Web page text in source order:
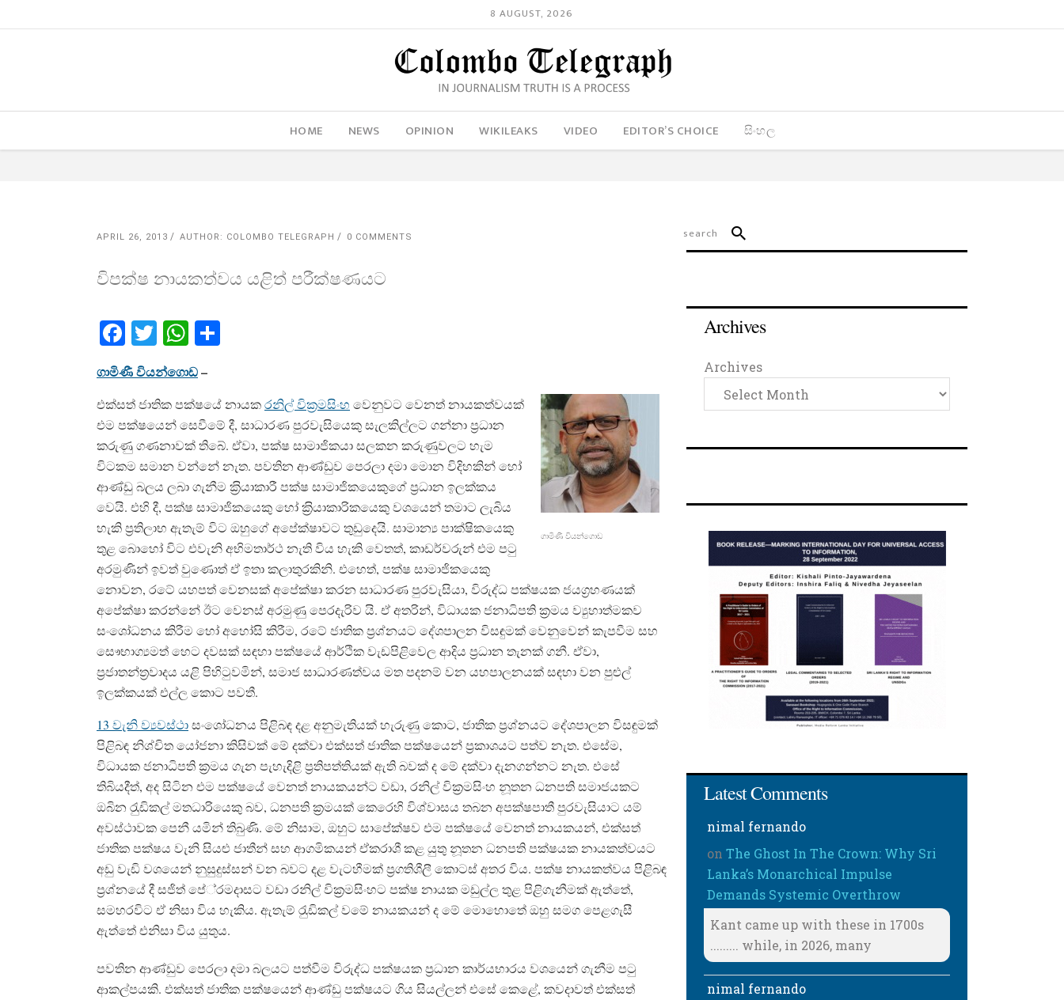
8 AUGUST, 2026
HOME NEWS OPINION WIKILEAKS VIDEO EDITOR’S CHOICE සිංහල
APRIL 26, 2013 AUTHOR: COLOMBO TELEGRAPH 0 COMMENTS
විපක්ෂ නායකත්වය යළිත් පරීක්ෂණයට
Facebook
TwitterWhatsApp
ගාමිණී වියන්ගොඩ–
ගාමිණී වියන්ගොඩ
එක්සත් ජාතික පක්ෂයේ නායකරනිල් වික‍්‍රමසිංහ වෙනුවට වෙනත් නායකත්වයක්
එම පක්ෂයෙන් සෙවීමේ දී, සාධාරණ පුරවැසියෙකු සැලකිල්ලට ගන්නා ප‍්‍රධාන
කරුණු ගණනාවක් තිබේ. ඒවා, පක්ෂ සාමාජිකයා සලකන කරුණුවලට හැම
විටකම සමාන වන්නේ නැත. පවතින ආණ්ඩුව පෙරලා දමා මොන විදිහකින් හෝ
ආණ්ඩු බලය ලබා ගැනීම ක‍්‍රියාකාරී පක්ෂ සාමාජිකයෙකුගේ ප‍්‍රධාන ඉලක්කය
වෙයි. එහි දී, පක්ෂ සාමාජිකයෙකු හෝ ක‍්‍රියාකාරිකයෙකු වශයෙන් තමාට ලැබිය
හැකි ප‍්‍රතිලාභ ඇතැම් විට ඔහුගේ අපේක්ෂාවට තුඩුදෙයි. සාමාන්‍ය පාක්ෂිකයෙකු
තුළ බොහෝ විට එවැනි අභිමතාර්ථ නැති විය හැකි වෙතත්, කාඩර්වරුන් එම පටු
අරමුණින් ඉවත් වුණොත් ඒ ඉතා කලාතුරකිනි. එහෙත්, පක්ෂ සාමාජිකයෙකු
නොවන, රටේ යහපත් වෙනසක් අපේක්ෂා කරන සාධාරණ පුරවැසියා, විරුද්ධ පක්ෂයක ජයග‍්‍රහණයක්
අපේක්ෂා කරන්නේ ඊට වෙනස් අරමුණු පෙරදැරිව යි. ඒ අතරින්, විධායක ජනාධිපති ක‍්‍රමය ව්‍යුහාත්මකව
සංශෝධනය කිරීම හෝ අහෝසි කිරීම, රටේ ජාතික ප‍්‍රශ්නයට දේශපාලන විසඳුමක් වෙනුවෙන් කැපවීම සහ
සෞභාග්‍යමත් හෙට දවසක් සඳහා පක්ෂයේ ආර්ථික වැඩපිළිවෙල ආදිය ප‍්‍රධාන තැනක් ගනී. ඒවා,
ප‍්‍රජාතන්ත‍්‍රවාදය යළි පිහිටුවමින්, සමාජ සාධාරණත්වය මත පදනම් වන යහපාලනයක් සඳහා වන පුළුල්
ඉලක්කයක් එල්ල කොට පවතී.
13 වැනි ව්‍යවස්ථාසංශෝධනය පිළිබඳ දළ අනුමැතියක් හැරුණු කොට, ජාතික ප‍්‍රශ්නයට දේශපාලන විසඳුමක්
පිළිබඳ නිශ්චිත යෝජනා කිසිවක් මේ දක්වා එක්සත් ජාතික පක්ෂයෙන් ප‍්‍රකාශයට පත්ව නැත. එසේම,
විධායක ජනාධිපති ක‍්‍රමය ගැන පැහැදිළි ප‍්‍රතිපත්තියක් ඇති බවක් ද මේ දක්වා දැනගන්නට නැත. එසේ
තිබියදීත්, අද සිටින එම පක්ෂයේ වෙනත් නායකයන්ට වඩා, රනිල් වික‍්‍රමසිංහ නූතන ධනපති සමාජයකට
ඔබින රැුඩිකල් මතධාරියෙකු බව, ධනපති ක‍්‍රමයක් කෙරෙහි විශ්වාසය තබන අපක්ෂපාතී පුරවැසියාට යම්
අවස්ථාවක පෙනී යමින් තිබුණි. මේ නිසාම, ඔහුට සාපේක්ෂව එම පක්ෂයේ වෙනත් නායකයන්, එක්සත්
ජාතික පක්ෂය වැනි සියළු ජාතීන් සහ ආගමිකයන් ඒකරාශී කළ යුතු නූතන ධනපති පක්ෂයක නායකත්වයට
අඩු වැඩි වශයෙන් නුසුදුස්සන් වන බවට දළ වැටහීමක් ප‍්‍රගතිශීලී කොටස් අතර විය. පක්ෂ නායකත්වය පිළිබඳ
ප‍්‍රශ්නයේ දී සජිත් පේ‍්‍රමදාසට වඩා රනිල් වික‍්‍රමසිංහට පක්ෂ නායක මඩුල්ල තුළ පිළිගැනීමක් ඇත්තේ,
සමහරවිට ඒ නිසා විය හැකිය. ඇතැම් රැුඩිකල් වමේ නායකයන් ද මේ මොහොතේ ඔහු සමග පෙළගැසී
ඇත්තේ එනිසා විය යුතුය.
පවතින ආණ්ඩුව පෙරලා දමා බලයට පත්වීම විරුද්ධ පක්ෂයක ප‍්‍රධාන කාර්යභාරය වශයෙන් ගැනීම පටු
ආකල්පයකි. එක්සත් ජාතික පක්ෂයෙන් ආණ්ඩු පක්ෂයට ගිය සියල්ලන් එසේ කෙළේ, කවදාවත් එක්සත්
Archives
Archives
Latest Comments
nimal fernando
onThe Ghost In The Crown: Why Sri
Lanka’s Monarchical Impulse
Demands Systemic Overthrow
Kant came up with these in 1700s
......... while, in 2026, many
nimal fernando